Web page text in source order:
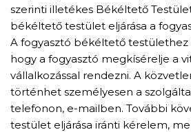
szerinti illetékes Békéltető
békéltető testület eljárása a
A fogyasztó békéltető
hogy a fogyasztó megkísérelje a
vállalkozással rendezni. A
történhet személyesen a
telefonon, e-mailben. További
testület eljárása iránti kérelem,